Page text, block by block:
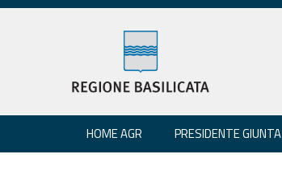
HOME AGR PRESIDENTE GIUNTA